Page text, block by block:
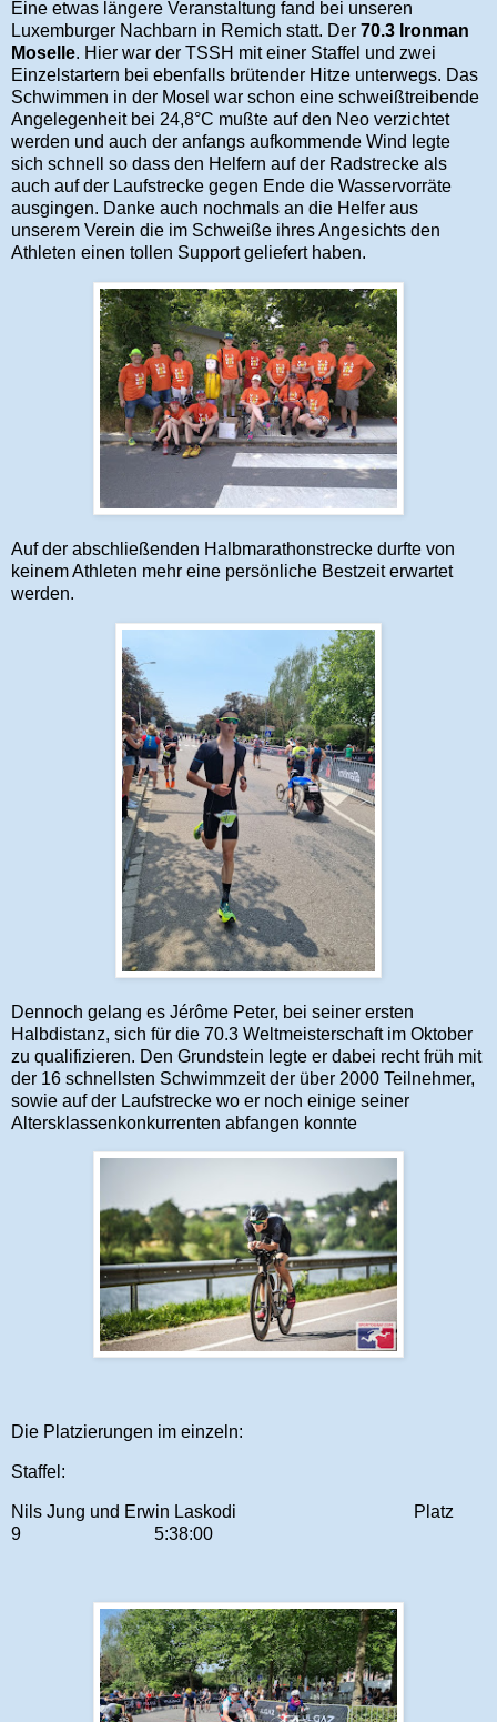
Eine etwas längere Veranstaltung fand bei unseren
Luxemburger Nachbarn in Remich statt. Der 70.3 Ironman
Moselle. Hier war der TSSH mit einer Staffel und zwei
Einzelstartern bei ebenfalls brütender Hitze unterwegs. Das
Schwimmen in der Mosel war schon eine schweißtreibende
Angelegenheit bei 24,8°C mußte auf den Neo verzichtet
werden und auch der anfangs aufkommende Wind legte
sich schnell so dass den Helfern auf der Radstrecke als
auch auf der Laufstrecke gegen Ende die Wasservorräte
ausgingen. Danke auch nochmals an die Helfer aus
unserem Verein die im Schweiße ihres Angesichts den
Athleten einen tollen Support geliefert haben.
Auf der abschließenden Halbmarathonstrecke durfte von
keinem Athleten mehr eine persönliche Bestzeit erwartet
werden.
Dennoch gelang es Jérôme Peter, bei seiner ersten
Halbdistanz, sich für die 70.3 Weltmeisterschaft im Oktober
zu qualifizieren. Den Grundstein legte er dabei recht früh mit
der 16 schnellsten Schwimmzeit der über 2000 Teilnehmer,
sowie auf der Laufstrecke wo er noch einige seiner
Altersklassenkonkurrenten abfangen konnte
Die Platzierungen im einzeln:
Staffel:
Nils Jung und Erwin Laskodi
Platz
9
5:38:00